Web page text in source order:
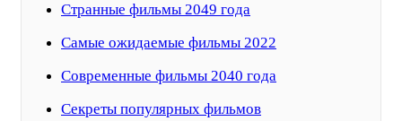
Странные фильмы 2049 года
Самые ожидаемые фильмы 2022
Современные фильмы 2040 года
Секреты популярных фильмов